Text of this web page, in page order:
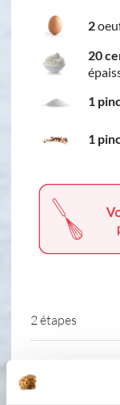
2
20
1
1
2 étapes